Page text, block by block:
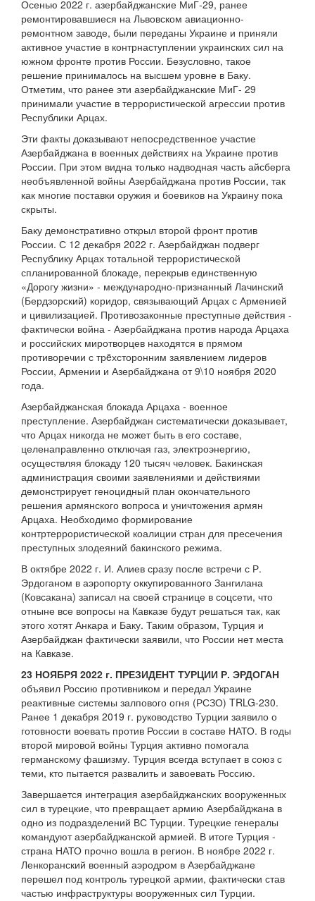
Осенью 2022 г. азербайджанские МиГ-29, ранее
ремонтировавшиеся на Львовском авиационно-
ремонтном заводе, были переданы Украине и приняли
активное участие в контрнаступлении украинских сил на
южном фронте против России. Безусловно, такое
решение принималось на высшем уровне в Баку.
Отметим, что ранее эти азербайджанские МиГ- 29
принимали участие в террористической агрессии против
Республики Арцах.
Эти факты доказывают непосредственное участие
Азербайджана в военных действиях на Украине против
России. При этом видна только надводная часть айсберга
необъявленной войны Азербайджана против России, так
как многие поставки оружия и боевиков на Украину пока
скрыты.
Баку демонстративно открыл второй фронт против
России. С 12 декабря 2022 г. Азербайджан подверг
Республику Арцах тотальной террористической
спланированной блокаде, перекрыв единственную
«Дорогу жизни» - международно-признанный Лачинский
(Бердзорский) коридор, связывающий Арцах с Арменией
и цивилизацией. Противозаконные преступные действия -
фактически война - Азербайджана против народа Арцаха
и российских миротворцев находятся в прямом
противоречии с трëхсторонним заявлением лидеров
России, Армении и Азербайджана от 9\10 ноября 2020
года.
Азербайджанская блокада Арцаха - военное
преступление. Азербайджан систематически доказывает,
что Арцах никогда не может быть в его составе,
целенаправленно отключая газ, электроэнергию,
осуществляя блокаду 120 тысяч человек. Бакинская
администрация своими заявлениями и действиями
демонстрирует геноцидный план окончательного
решения армянского вопроса и уничтожения армян
Арцаха. Необходимо формирование
контртеррористической коалиции стран для пресечения
преступных злодеяний бакинского режима.
В октябре 2022 г. И. Алиев сразу после встречи с Р.
Эрдоганом в аэропорту оккупированного Зангилана
(Ковсакана) записал на своей странице в соцсети, что
отныне все вопросы на Кавказе будут решаться так, как
этого хотят Анкара и Баку. Таким образом, Турция и
Азербайджан фактически заявили, что России нет места
на Кавказе.
23 НОЯБРЯ 2022 г. ПРЕЗИДЕНТ ТУРЦИИ Р. ЭРДОГАН
объявил Россию противником и передал Украине
реактивные системы залпового огня (РСЗО) TRLG-230.
Ранее 1 декабря 2019 г. руководство Турции заявило о
готовности воевать против России в составе НАТО. В годы
второй мировой войны Турция активно помогала
германскому фашизму. Турция всегда вступает в союз с
теми, кто пытается развалить и завоевать Россию.
Завершается интеграция азербайджанских вооруженных
сил в турецкие, что превращает армию Азербайджана в
одно из подразделений ВС Турции. Турецкие генералы
командуют азербайджанской армией. В итоге Турция -
страна НАТО прочно вошла в регион. В ноябре 2022 г.
Ленкоранский военный аэродром в Азербайджане
перешел под контроль турецкой армии, фактически став
частью инфраструктуры вооруженных сил Турции.